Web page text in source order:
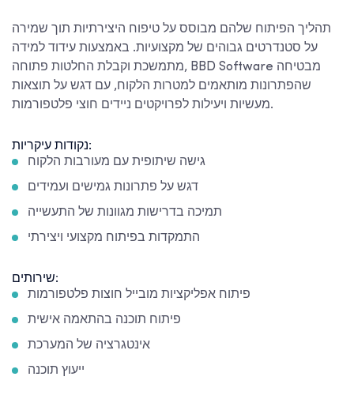
תהליך הפיתוח שלהם מבוסס על טיפוח היצירתיות תוך שמירה
על סטנדרטים גבוהים של מקצועיות. באמצעות עידוד למידה
מתמשכת וקבלת החלטות פתוחה, BBD Software מבטיחה
שהפתרונות מותאמים למטרות הלקוח, עם דגש על תוצאות
מעשיות ויעילות לפרויקטים ניידים חוצי פלטפורמות.
נקודות עיקריות:
גישה שיתופית עם מעורבות הלקוח
דגש על פתרונות גמישים ועמידים
תמיכה בדרישות מגוונות של התעשייה
התמקדות בפיתוח מקצועי ויצירתי
שירותים:
פיתוח אפליקציות מובייל חוצות פלטפורמות
פיתוח תוכנה בהתאמה אישית
אינטגרציה של המערכת
ייעוץ תוכנה